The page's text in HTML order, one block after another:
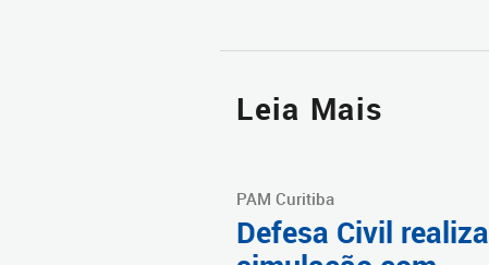
Leia Mais
PAM Curitiba
Defesa Civil realiza